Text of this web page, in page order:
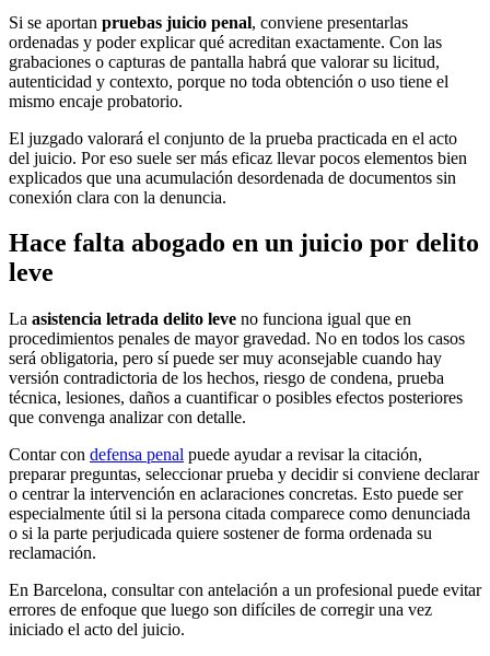
Si se aportan pruebas juicio penal, conviene presentarlas
ordenadas y poder explicar qué acreditan exactamente. Con las
grabaciones o capturas de pantalla habrá que valorar su licitud,
autenticidad y contexto, porque no toda obtención o uso tiene el
mismo encaje probatorio.
El juzgado valorará el conjunto de la prueba practicada en el acto
del juicio. Por eso suele ser más eficaz llevar pocos elementos bien
explicados que una acumulación desordenada de documentos sin
conexión clara con la denuncia.
Hace falta abogado en un juicio por delito
leve
La asistencia letrada delito leve no funciona igual que en
procedimientos penales de mayor gravedad. No en todos los casos
será obligatoria, pero sí puede ser muy aconsejable cuando hay
versión contradictoria de los hechos, riesgo de condena, prueba
técnica, lesiones, daños a cuantificar o posibles efectos posteriores
que convenga analizar con detalle.
Contar con defensa penal puede ayudar a revisar la citación,
preparar preguntas, seleccionar prueba y decidir si conviene declarar
o centrar la intervención en aclaraciones concretas. Esto puede ser
especialmente útil si la persona citada comparece como denunciada
o si la parte perjudicada quiere sostener de forma ordenada su
reclamación.
En Barcelona, consultar con antelación a un profesional puede evitar
errores de enfoque que luego son difíciles de corregir una vez
iniciado el acto del juicio.